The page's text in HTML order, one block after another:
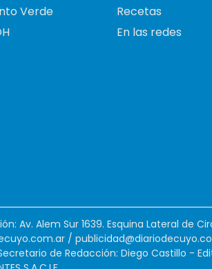
Verde
Recetas
En las redes
Av. Alem Sur 1639. Esquina Lateral de
/
de Redacción: Diego Castillo -